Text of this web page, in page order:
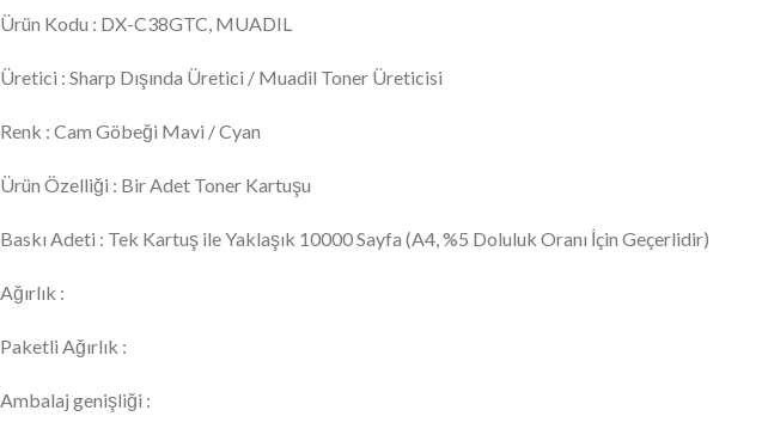
Ürün Kodu : DX-C38GTC, MUADIL
Üretici : Sharp Dışında Üretici / Muadil Toner Üreticisi
Renk : Cam Göbeği Mavi / Cyan
Ürün Özelliği : Bir Adet Toner Kartuşu
Baskı Adeti : Tek Kartuş ile Yaklaşık 10000 Sayfa (A4, %5 Doluluk Oranı İçin Geçerlidir)
Ağırlık :
Paketli Ağırlık :
Ambalaj genişliği :